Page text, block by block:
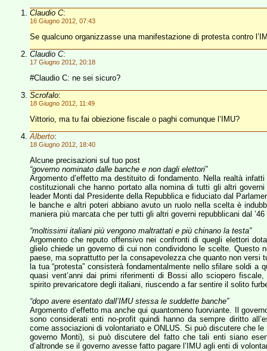
Claudio C:
16 Giugno 2012, 07:43
Se qualcuno organizzasse una manifestazione di protesta contro
Claudio C:
17 Giugno 2012, 20:18
#Claudio C: ne sei sicuro?
Scrofalo:
18 Giugno 2012, 11:49
Vittorio, ma tu fai obiezione fiscale o paghi comunque l’IMU?
Alberto:
18 Giugno 2012, 18:40
Alcune precisazioni sul tuo post
“governo nominato dalle banche e non dagli elettori”
Argomento d’effetto ma destituito di fondamento. Nella realtà
costituzionali che hanno portato alla nomina di tutti gli altri
leader Monti dal Presidente della Repubblica e fiduciato dal
le banche e altri poteri abbiano avuto un ruolo nella scelta è
maniera più marcata che per tutti gli altri governi repubblicani dal
“moltissimi italiani più vengono maltrattati e più chinano la testa”
Argomento che reputo offensivo nei confronti di quegli elettori
glielo chiede un governo di cui non condividono le scelte. Questo
paese, ma soprattutto per la consapevolezza che quanto non versi
la tua “protesta” consisterà fondamentalmente nello sfilare soldi
quasi vent’anni dai primi riferimenti di Bossi allo sciopero
spirito prevaricatore degli italiani, riuscendo a far sentire il solito
“dopo avere esentato dall’IMU stessa le suddette banche”
Argomento d’effetto ma anche qui quantomeno fuorviante. Il
sono considerati enti no-profit quindi hanno da sempre diritto
come associazioni di volontariato e ONLUS. Si può discutere che
governo Monti), si può discutere del fatto che tali enti siano
d’altronde se il governo avesse fatto pagare l’IMU agli enti di